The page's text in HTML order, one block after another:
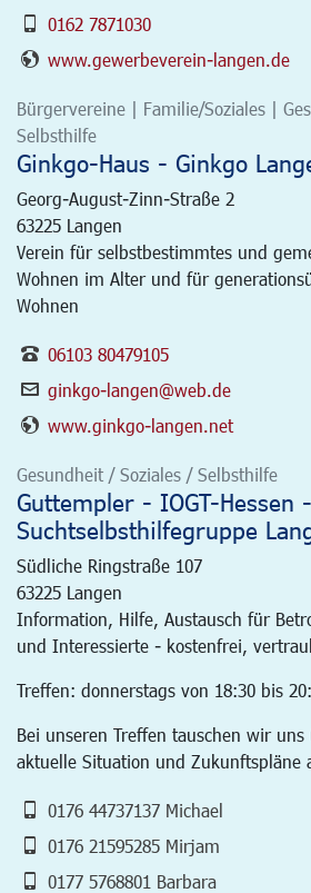
0162 7871030
www.gewerbeverein-langen.de
Bürgervereine | Familie/Soziales |
Selbsthilfe
Ginkgo-Haus - Ginkgo
Georg-August-Zinn-Straße 2
63225 Langen
Verein für selbstbestimmtes und
Wohnen im Alter und für
Wohnen
06103 80479105
ginkgo-langen@web.de
www.ginkgo-langen.net
Gesundheit / Soziales / Selbsthilfe
Guttempler - IOGT-Hessen -
Suchtselbsthilfegruppe
Südliche Ringstraße 107
63225 Langen
Information, Hilfe, Austausch für
und Interessierte - kostenfrei,
Treffen: donnerstags von 18:30 bis
Bei unseren Treffen tauschen wir
aktuelle Situation und Zukunftspläne
0176 44737137 Michael
0176 21595285 Mirjam
0177 5768801 Barbara